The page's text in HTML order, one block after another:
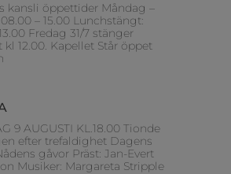
kansli öppettider Måndag –
– 15.00 Lunchstängt:
Fredag 31/7 stänger
kl 12.00. Kapellet Står öppet
9 AUGUSTI KL.18.00 Tionde
efter trefaldighet Dagens
gåvor Präst: Jan-Evert
Musiker: Margareta Stripple